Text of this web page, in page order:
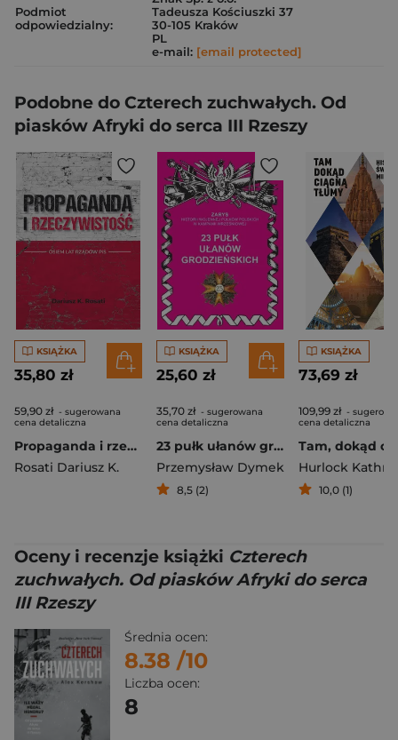
Podmiot
odpowiedzialny:
Tadeusza Kościuszki 37
30-105 Kraków
PL
e-mail: [email protected]
Podobne do Czterech zuchwałych. Od
piasków Afryki do serca III Rzeszy
KSIĄŻKA
35,80 zł
59,90 zł - sugerowana
cena detaliczna
Propaganda i rzeczywistość. Osiem lat rządów PiS
Rosati Dariusz K.
KSIĄŻKA
25,60 zł
35,70 zł - sugerowana
cena detaliczna
23 pułk ułanów grodzieńskich
Przemysław Dymek
8,5 (2)
KSIĄŻKA
73,69 zł
109,99 zł -
cena detaliczna
Hurlock
10,0 (1)
Oceny i recenzje książki Czterech
zuchwałych. Od piasków Afryki do serca
III Rzeszy
Średnia ocen:
8.38 /10
Liczba ocen:
8